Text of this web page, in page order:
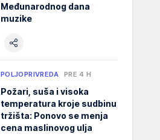
Međunarodnog dana
muzike
POLJOPRIVREDA PRE 4 H
Požari, suša i visoka
temperatura kroje sudbinu
tržišta: Ponovo se menja
cena maslinovog ulja